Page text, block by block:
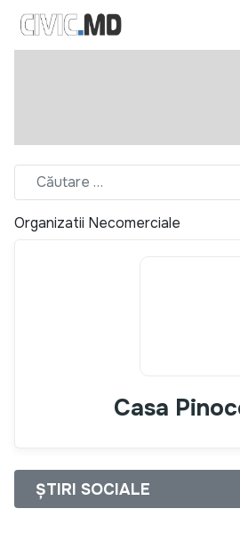
Organizatii Necomerciale
Casa
ȘTIRI SOCIALE